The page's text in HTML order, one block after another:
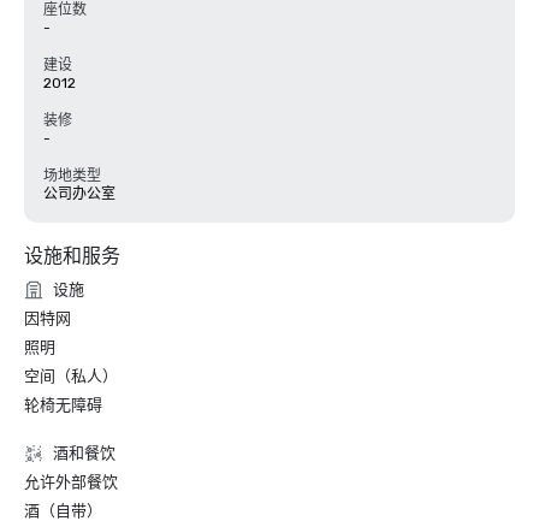
座位数
-
建设
2012
装修
-
场地类型
公司办公室
设施和服务
设施
因特网
照明
空间（私人）
轮椅无障碍
酒和餐饮
允许外部餐饮
酒（自带）